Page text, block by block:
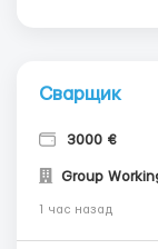
Сварщик
3000 €
Group
1 час назад